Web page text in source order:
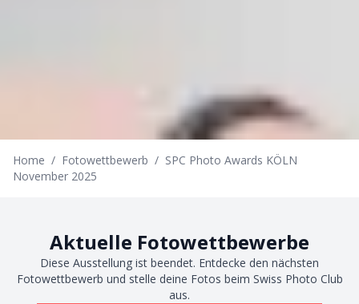
Home / Fotowettbewerb / SPC Photo Awards KÖLN
November 2025
Aktuelle Fotowettbewerbe
Diese Ausstellung ist beendet. Entdecke den nächsten
Fotowettbewerb und stelle deine Fotos beim Swiss Photo Club
aus.